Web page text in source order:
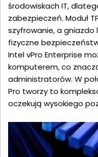
środowiskach IT,
zabezpieczeń. Moduł
szyfrowanie, a gniazdo
fizyczne
Intel vPro Enterprise
komputerem, co
administratorów. W
Pro tworzy to
oczekują wysokiego